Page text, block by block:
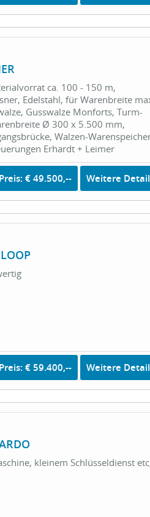
ca. 100 - 150 m,
Edelstahl, für Warenbreite
Gusswalze Monforts, Turm-
Ø 300 x 5.500 mm,
Walzen-
Erhardt + Leimer
Preis: € 49.500,-- Weitere
Preis: € 59.400,-- Weitere
kleinem Schlüsseldienst